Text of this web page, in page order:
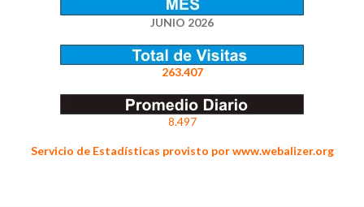
JUNIO 2026
263.407
8.497
Servicio de Estadísticas provisto por www.webalizer.org